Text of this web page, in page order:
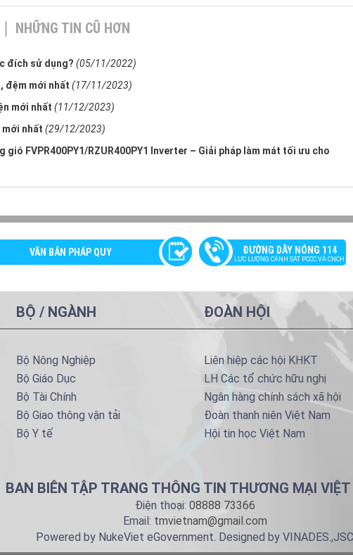
NHỮNG TIN CŨ HƠN
đích sử dụng? (05/11/2022)
đệm mới nhất (17/11/2023)
mới nhất (11/12/2023)
mới nhất (29/12/2023)
gió FVPR400PY1/RZUR400PY1 Inverter – Giải pháp làm mát tối ưu cho
VĂN BẢN PHÁP QUY ĐƯỜNG DÂY NÓNG 114
LỰC LƯỢNG CẢNH SÁT PCCC VÀ CNCH
BỘ / NGÀNH
Bộ Nông Nghiệp
Bộ Giáo Dục
Bộ Tài Chính
Bộ Giao thông vận tải
Bộ Y tế
ĐOÀN HỘI
Liên hiệp các hội KHKT
LH Các tổ chức hữu nghị
Ngân hàng chính sách xã hội
Đoàn thanh niên Việt Nam
Hội tin học Việt Nam
BAN BIÊN TẬP TRANG THÔNG TIN THƯƠNG MẠI
Điện thoại: 08888 73366
Email: tmvietnam@gmail.com
Powered by NukeViet eGovernment. Designed by VINADES.,JSC